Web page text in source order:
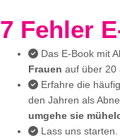
7 Fehler
Das E-Book mit
Frauen auf über 20
Erfahre die
den Jahren als
umgehe sie
Lass uns